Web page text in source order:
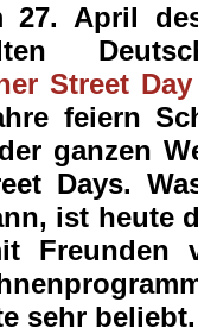
27. April
Street Day
feiern
ganzen
Days.
ist heute
Freunden
sehr beliebt.